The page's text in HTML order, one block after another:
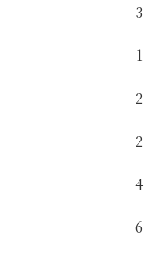
3
1
2
2
4
6